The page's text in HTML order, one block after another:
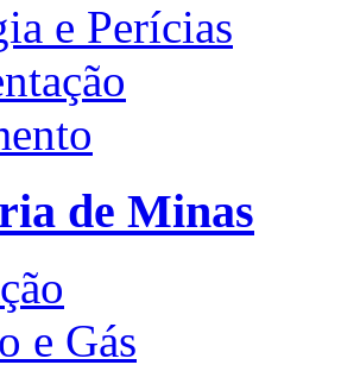
e Perícias
de Minas
e Gás